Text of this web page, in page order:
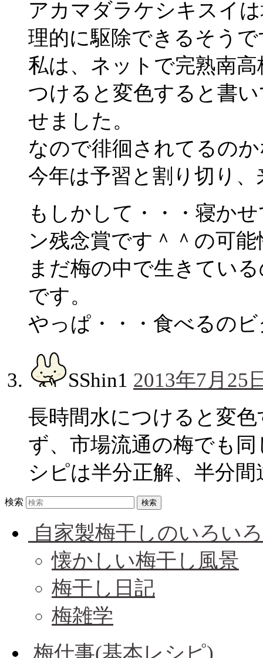
アカマダラケシキスイ
理的に駆除できるそう
私は、ネットで完熟南
つけると変色すると書
せました。
なので徘徊されてるの
今年は予習と割り切り
もしかして・・・寝か
ン残念賞です＾＾の可
まだ梅の中で生きてい
です。
やっぱ・・・食べるの
SShin1 2013年7月25
長時間水につけると変
ず、市場流通の梅でも
シピは半分正解、半分
検索
自家製梅干しのいろいろ
懐かしい梅干し風景
梅干し日記
梅雑学
梅仕事(基本レシピ)